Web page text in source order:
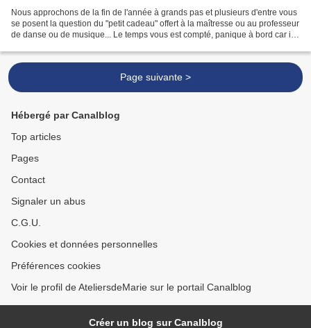
Nous approchons de la fin de l'année à grands pas et plusieurs d'entre vous
se posent la question du "petit cadeau" offert à la maîtresse ou au professeur
de danse ou de musique... Le temps vous est compté, panique à bord car il
Page suivante >
Hébergé par Canalblog
Top articles
Pages
Contact
Signaler un abus
C.G.U.
Cookies et données personnelles
Préférences cookies
Voir le profil de AteliersdeMarie sur le portail Canalblog
Créer un blog sur Canalblog